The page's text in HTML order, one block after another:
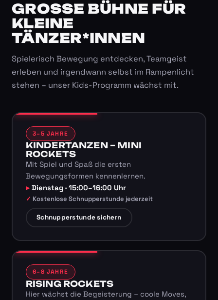
GROSSE BÜHNE FÜR K
LEINE T
ÄNZER*INNEN
Spielerisch Bewegung entdecken, Teamgeist
erleben und irgendwann selbst im Rampenlicht
stehen – unser Kids-Programm wächst mit.
3–5 JAHRE
KINDERTANZEN – MINI
ROCKETS
Mit Spiel und Spaß die ersten
Bewegungsformen kennenlernen.
Dienstag · 15:00–16:00 Uhr
Kostenlose Schnupperstunde jederzeit
Schnupperstunde sichern
6–8 JAHRE
RISING ROCKETS
Hier wächst die Begeisterung – coole Moves,